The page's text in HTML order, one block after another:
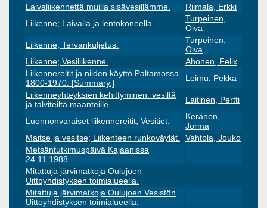
Laivaliikennettä muilla sisävesillämme.
Riimala, Erkki
Liikenne; Laivalla ja lentokoneella.
Turpeinen,
Oiva
Liikenne; Tervankuljetus.
Turpeinen,
Oiva
Liikenne; Vesiliikenne.
Ahonen, Felix
Liikennereitit ja niiden käyttö Paltamossa
1800-1970. [Summary.]
Leimu, Pekka
Liikenneyhteyksien kehittyminen: vesiltä
ja talviteiltä maanteille.
Laitinen, Pertti
Luonnonvaraiset liikennereitit; Vesitiet.
Keränen,
Jorma
Maitse ja vesitse; Liikenteen runkoväylät.
Vahtola, Jouko
Metsäntutkimuspäivä Kajaanissa
24.11.1988.
Mitattuja järvimatkoja Oulujoen
Uittoyhdistyksen toimialueella.
Mitattuja järvimatkoja Oulujoen Vesistön
Uittoyhdistyksen toimialueella.